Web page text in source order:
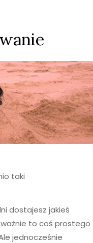
taki
dostajesz jakieś
to coś prostego
jednocześnie